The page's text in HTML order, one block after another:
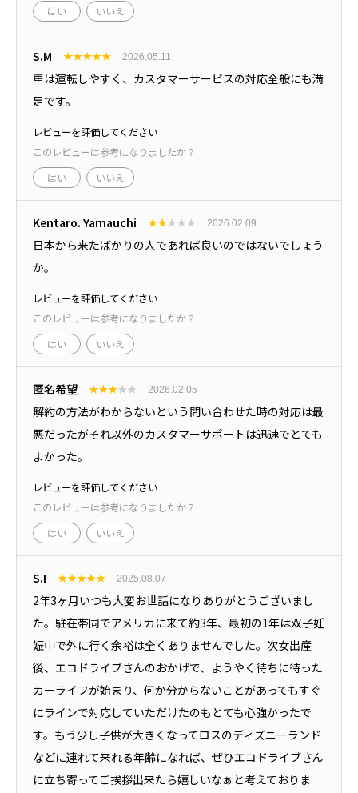
はい いいえ
S.M ★★★★★ 2026.05.11
車は運転しやすく、カスタマーサービスの対応全般にも満
足です。
レビューを評価してください
このレビューは参考になりましたか？
はい いいえ
Kentaro. Yamauchi ★★★★★ 2026.02.09
日本から来たばかりの人であれば良いのではないでしょう
か。
レビューを評価してください
このレビューは参考になりましたか？
はい いいえ
匿名希望 ★★★★★ 2026.02.05
解約の方法がわからないという問い合わせた時の対応は最
悪だったがそれ以外のカスタマーサポートは迅速でとても
よかった。
レビューを評価してください
このレビューは参考になりましたか？
はい いいえ
S.I ★★★★★ 2025.08.07
2年3ヶ月いつも大変お世話になりありがとうございまし
た。駐在帯同でアメリカに来て約3年、最初の1年は双子妊
娠中で外に行く余裕は全くありませんでした。次女出産
後、エコドライブさんのおかげで、ようやく待ちに待った
カーライフが始まり、何か分からないことがあってもすぐ
にラインで対応していただけたのもとても心強かったで
す。もう少し子供が大きくなってロスのディズニーランド
などに連れて来れる年齢になれば、ぜひエコドライブさん
に立ち寄ってご挨拶出来たら嬉しいなぁと考えておりま